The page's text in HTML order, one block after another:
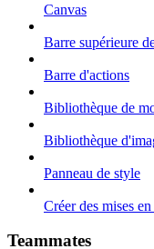
Canvas
Barre supérieure
Barre d'actions
Bibliothèque de
Bibliothèque
Panneau de style
Créer des mises
Teammates